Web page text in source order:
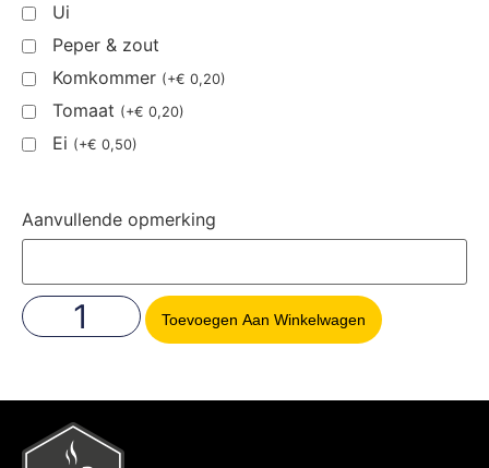
Ui
Peper & zout
Komkommer (+€ 0,20)
Tomaat (+€ 0,20)
Ei (+€ 0,50)
Aanvullende opmerking
Toevoegen Aan Winkelwagen